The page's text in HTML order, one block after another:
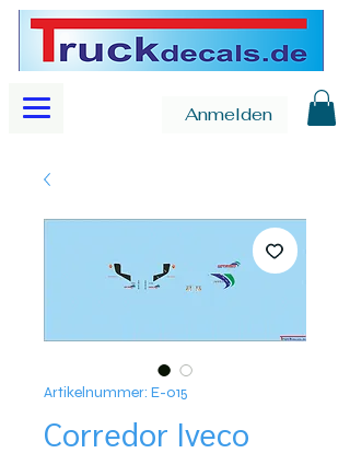
Anmelden
Artikelnummer: E-015
Corredor Iveco